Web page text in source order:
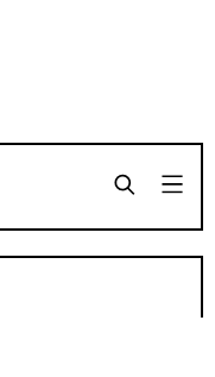
SHARE
SHARE